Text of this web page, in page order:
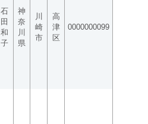
石
田
和
子
神
奈
川
県
川
崎
市
高
津
区
0000000099